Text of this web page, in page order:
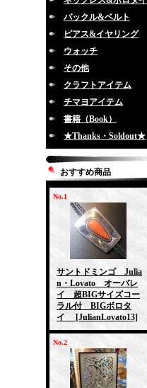
バックル&ベルト
ピアス&イヤリング
ウォッチ
その他
クラフトアイテム
チマヨアイテム
書籍（Book）
★Thanks・Soldout★
おすすめ商品
No.1
サントドミンゴ Julia
n・Lovato オーバレ
イ 超BIGサイズコー
ラル付 BIGボロタ
イ
[JulianLovato13]
No.2